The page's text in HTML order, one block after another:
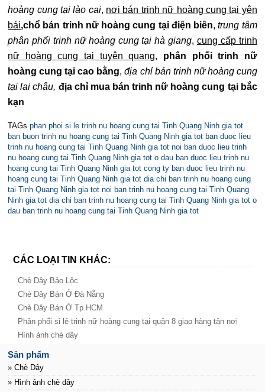
hoàng cung tại lào cai, nơi bán trinh nữ hoàng cung tại yên
bái,chổ bán trinh nữ hoàng cung tại điện biên,trung tâm
phân phối trinh nữ hoàng cung tại hà giang,cung cấp trinh
nữ hoàng cung tại tuyên quang, phân phối trinh nữ
hoàng cung tại cao bằng,địa chỉ bán trinh nữ hoàng cung
tại lai châu, địa chỉ mua bán trinh nữ hoàng cung tại bắc
kạn
TAGs phan phoi si le trinh nu hoang cung tai Tinh Quang Ninh gia tot
ban buon trinh nu hoang cung tai Tinh Quang Ninh gia tot ban duoc lieu
trinh nu hoang cung tai Tinh Quang Ninh gia tot noi ban duoc lieu trinh
nu hoang cung tai Tinh Quang Ninh gia tot o dau ban duoc lieu trinh nu
hoang cung tai Tinh Quang Ninh gia tot cong ty ban duoc lieu trinh nu
hoang cung tai Tinh Quang Ninh gia tot dia chi ban trinh nu hoang cung
tai Tinh Quang Ninh gia tot noi ban trinh nu hoang cung tai Tinh Quang
Ninh gia tot dia chi ban trinh nu hoang cung tai Tinh Quang Ninh gia tot o
dau ban trinh nu hoang cung tai Tinh Quang Ninh gia tot
CÁC LOẠI TIN KHÁC:
Chè Dây Bảo Lộc
Chè Dây Bán Ở Đà Nẵng
Chè Dây Bán Ở Tp.HCM
Phân phối sỉ lẻ trinh nữ hoàng cung tại quận 8 giao hàng tận nơi
Hình ảnh chè dây
Sản phẩm
» Chè Dây
» Hình ảnh chè dây